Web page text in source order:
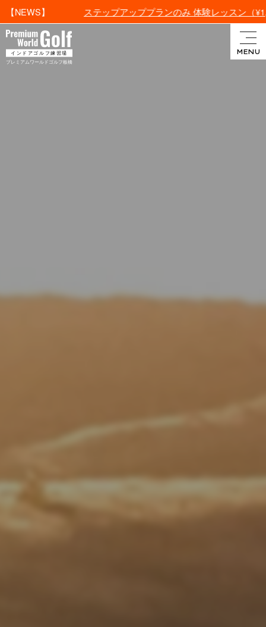
【NEWS】ステップアッププランのみ 体験レッスン（¥1,100）に
インドアゴルフ・プレミアム
ワールドゴルフ板橋
インドアゴルフ練習場
プレミアムワールドゴルフ板橋
MENU